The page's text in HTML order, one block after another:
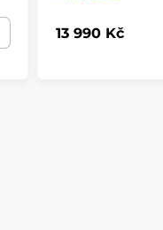
13 990 Kč